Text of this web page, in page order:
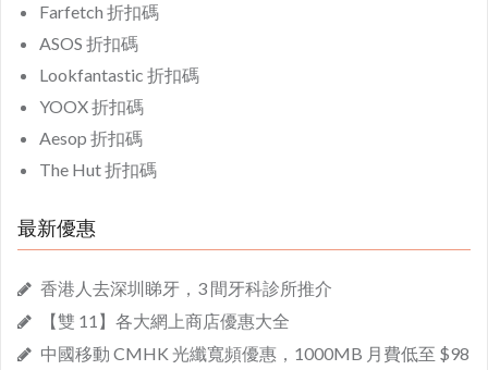
Farfetch 折扣碼
ASOS 折扣碼
Lookfantastic 折扣碼
YOOX 折扣碼
Aesop 折扣碼
The Hut 折扣碼
最新優惠
香港人去深圳睇牙，3 間牙科診所推介
【雙 11】各大網上商店優惠大全
中國移動 CMHK 光纖寬頻優惠，1000MB 月費低至 $98